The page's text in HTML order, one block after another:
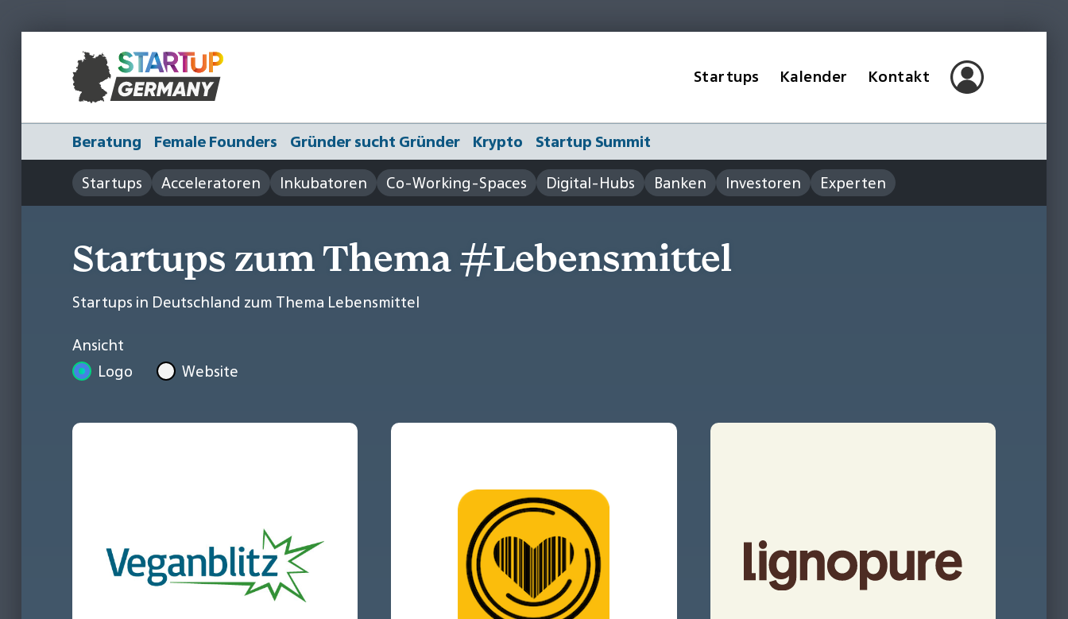
Startups Kalender Kontakt
Beratung Female Founders Gründer sucht Gründer Krypto
Startup Summit
Startups
Acceleratoren Inkubatoren Co-Working-Spaces Digital-Hubs Banken Investoren Experten
Startups zum Thema #Lebensmittel
Startups in Deutschland zum Thema Lebensmittel
Ansicht
Logo
Website